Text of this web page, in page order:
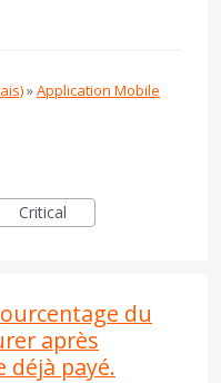
»Application Mobile
Critical
du
après
déjà payé.